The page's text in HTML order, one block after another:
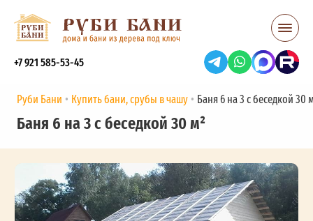
+7 921 585-53-45
Руби Бани Купить бани, срубы в чашу Баня 6 на 3 с беседкой 30
Баня 6 на 3 с беседкой 30 м²